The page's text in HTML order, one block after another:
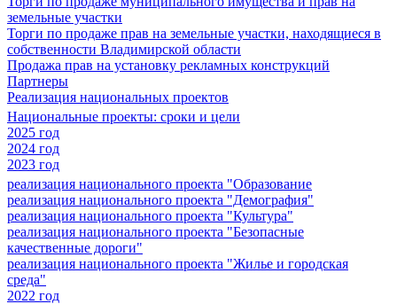
земельные участки
Торги по продаже прав на земельные участки, находящиеся в
собственности Владимирской области
Продажа прав на установку рекламных конструкций
Партнеры
Реализация национальных проектов
Национальные проекты: сроки и цели
2025 год
2024 год
2023 год
реализация национального проекта "Образование
реализация национального проекта "Демография"
реализация национального проекта "Культура"
реализация национального проекта "Безопасные
качественные дороги"
реализация национального проекта "Жилье и городская
среда"
2022 год